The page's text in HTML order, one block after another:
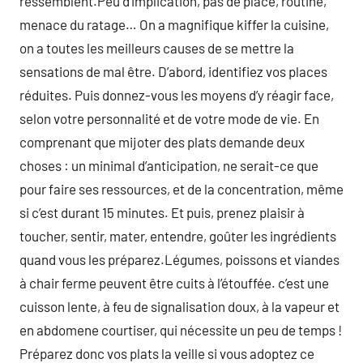
menace du ratage… On a magnifique kiffer la cuisine,
on a toutes les meilleurs causes de se mettre la
sensations de mal être. D’abord, identifiez vos places
réduites. Puis donnez-vous les moyens d’y réagir face,
selon votre personnalité et de votre mode de vie. En
comprenant que mijoter des plats demande deux
choses : un minimal d’anticipation, ne serait-ce que
pour faire ses ressources, et de la concentration, même
si c’est durant 15 minutes. Et puis, prenez plaisir à
toucher, sentir, mater, entendre, goûter les ingrédients
quand vous les préparez.Légumes, poissons et viandes
à chair ferme peuvent être cuits à l’étouffée. c’est une
cuisson lente, à feu de signalisation doux, à la vapeur et
en abdomene courtiser, qui nécessite un peu de temps !
Préparez donc vos plats la veille si vous adoptez ce